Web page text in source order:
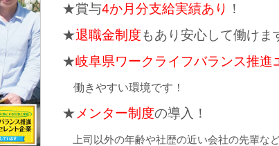
★賞与4か月分支給実績あり ！
★退職金制度もあり安心して働けま
★岐阜県ワークライフバランス推進
働きやすい環境です！
★ メンター制度の導入！
上司以外の年齢や社歴の近い会社の先輩